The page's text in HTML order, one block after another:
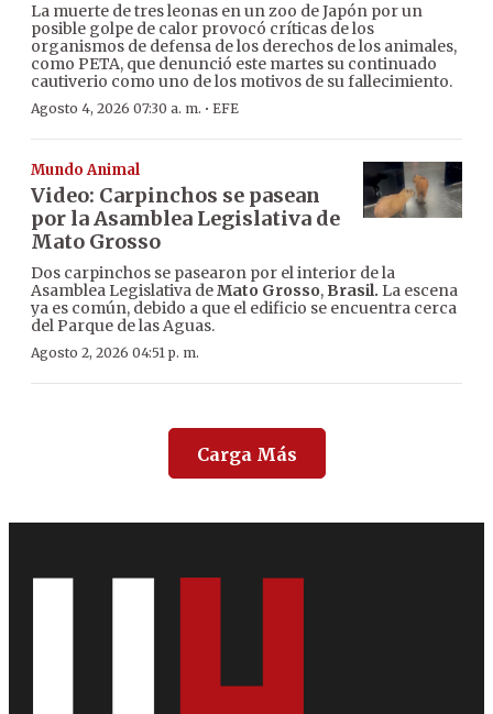
La muerte de tres leonas en un zoo de Japón por un
posible golpe de calor provocó críticas de los
organismos de defensa de los derechos de los animales,
como PETA, que denunció este martes su continuado
cautiverio como uno de los motivos de su fallecimiento.
Agosto 4, 2026 07:30 a. m. · EFE
Mundo Animal
Video: Carpinchos se pasean
por la Asamblea Legislativa de
Mato Grosso
Dos carpinchos se pasearon por el interior de la
Asamblea Legislativa deMato Grosso, Brasil. La escena
ya es común, debido a que el edificio se encuentra cerca
del Parque de las Aguas.
Agosto 2, 2026 04:51 p. m.
Carga Más